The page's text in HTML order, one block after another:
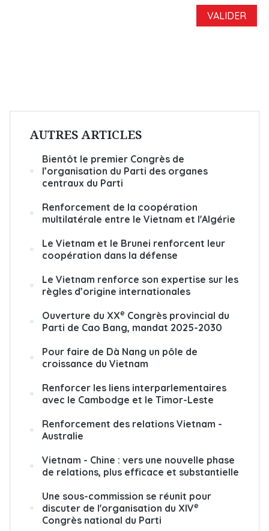
AUTRES ARTICLES
Bientôt le premier Congrès de
l’organisation du Parti des organes
centraux du Parti
Renforcement de la coopération
multilatérale entre le Vietnam et l'Algérie
Le Vietnam et le Brunei renforcent leur
coopération dans la défense
Le Vietnam renforce son expertise sur les
règles d’origine internationales
Ouverture du XXe Congrès provincial du
Parti de Cao Bang, mandat 2025-2030
Pour faire de Dà Nang un pôle de
croissance du Vietnam
Renforcer les liens interparlementaires
avec le Cambodge et le Timor-Leste
Renforcement des relations Vietnam -
Australie
Vietnam - Chine : vers une nouvelle phase
de relations, plus efficace et substantielle
Une sous-commission se réunit pour
discuter de l'organisation du XIVe
Congrès national du Parti